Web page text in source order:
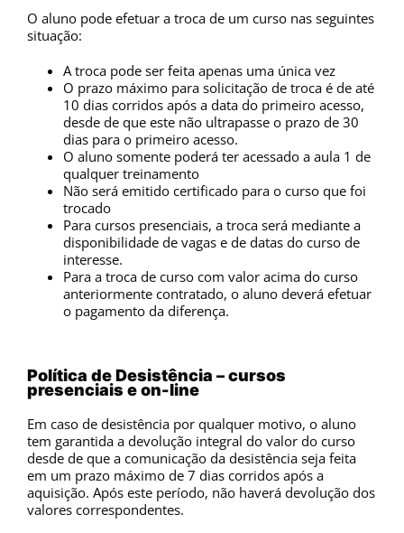
O aluno pode efetuar a troca de um curso nas seguintes
situação:
A troca pode ser feita apenas uma única vez
O prazo máximo para solicitação de troca é de até
10 dias corridos após a data do primeiro acesso,
desde de que este não ultrapasse o prazo de 30
dias para o primeiro acesso.
O aluno somente poderá ter acessado a aula 1 de
qualquer treinamento
Não será emitido certificado para o curso que foi
trocado
Para cursos presenciais, a troca será mediante a
disponibilidade de vagas e de datas do curso de
interesse.
Para a troca de curso com valor acima do curso
anteriormente contratado, o aluno deverá efetuar
o pagamento da diferença.
Política de Desistência – cursos
presenciais e on-line
Em caso de desistência por qualquer motivo, o aluno
tem garantida a devolução integral do valor do curso
desde de que a comunicação da desistência seja feita
em um prazo máximo de 7 dias corridos após a
aquisição. Após este período, não haverá devolução dos
valores correspondentes.